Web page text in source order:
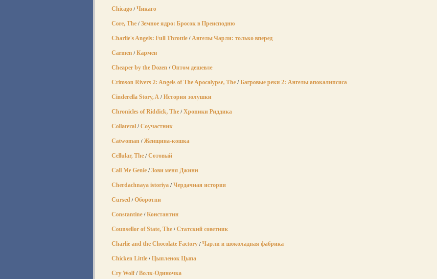
Chicago / Чикаго
Core, The / Земное ядро: Бросок в Преисподню
Charlie's Angels: Full Throttle / Ангелы Чарли: только вперед
Carmen / Кармен
Cheaper by the Dozen / Оптом дешевле
Crimson Rivers 2: Angels of The Apocalypse, The / Багровые реки 2: Ангелы апокалипсиса
Cinderella Story, A / История золушки
Chronicles of Riddick, The / Хроники Риддика
Collateral / Соучастник
Catwoman / Женщина-кошка
Cellular, The / Сотовый
Call Me Genie / Зови меня Джинн
Cherdachnaya istoriya / Чердачная история
Cursed / Оборотни
Constantine / Константин
Counsellor of State, The / Статский советник
Charlie and the Chocolate Factory / Чарли и шоколадная фабрика
Chicken Little / Цыпленок Цыпа
Cry Wolf / Волк-Одиночка